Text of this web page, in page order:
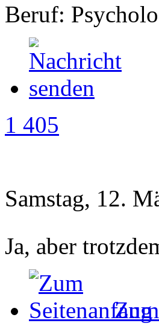
Beruf:
1 405
Samstag, 12.
Ja, aber